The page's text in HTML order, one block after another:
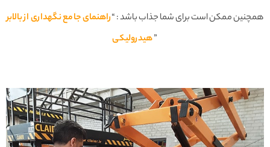
همچنین ممکن است برای شما جذاب باشد : “راهنمای جامع نگهداری از بالابر
هیدرولیکی”